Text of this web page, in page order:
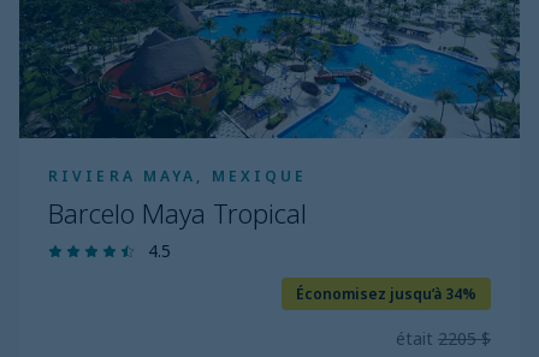
RIVIERA MAYA, MEXIQUE
Barcelo Maya Tropical
4.5
Économisez jusqu’à 34%
était 2205 $